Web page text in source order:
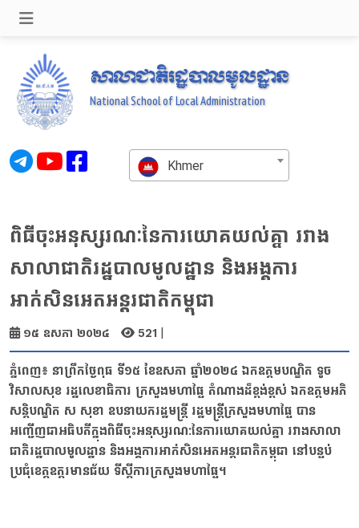
សាលាជាតិរដ្ឋបាលមូលដ្ឋាន
National School of Local Administration
Khmer
ពិធីចុះអនុស្សរណៈនៃការយោគយល់គ្នា រវាង
សាលាជាតិរដ្ឋបាលមូលដ្ឋាន និងអង្គការ
អាក់សិនអេតអន្តរជាតិកម្ពុជា
១៥ ឧសភា ២០២៤ 521 |
ភ្នំពេញ៖ នាព្រឹកថ្ងៃពុធ ទី១៥ ខែឧសភា ឆ្នាំ២០២៤ ឯកឧត្តមបណ្ឌិត ទូច
វិសាលសុខ រដ្ឋលេខាធិការ ក្រសួងមហាផ្ទៃ តំណាងដ៏ខ្ពង់ខ្ពស់ ឯកឧត្តមអភិ
សន្តិបណ្ឌិត ស សុខា ឧបនាយករដ្ឋមន្ត្រី រដ្ឋមន្ត្រីក្រសួងមហាផ្ទៃ បាន
អញ្ជើញជាអធិបតីក្នុងពិធីចុះអនុស្សរណៈនៃការយោគយល់គ្នា រវាងសាលា
ជាតិរដ្ឋបាលមូលដ្ឋាន និងអង្គការអាក់សិនអេតអន្តរជាតិកម្ពុជា នៅបន្ទប់
ប្រជុំខេត្តឧត្តរមានជ័យ ទីស្តីការក្រសួងមហាផ្ទៃ។